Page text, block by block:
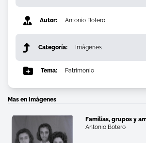
Autor: Antonio Botero
Categoría: Imágenes
Tema: Patrimonio
Mas en Imágenes
Familias, grupos y
Antonio Botero